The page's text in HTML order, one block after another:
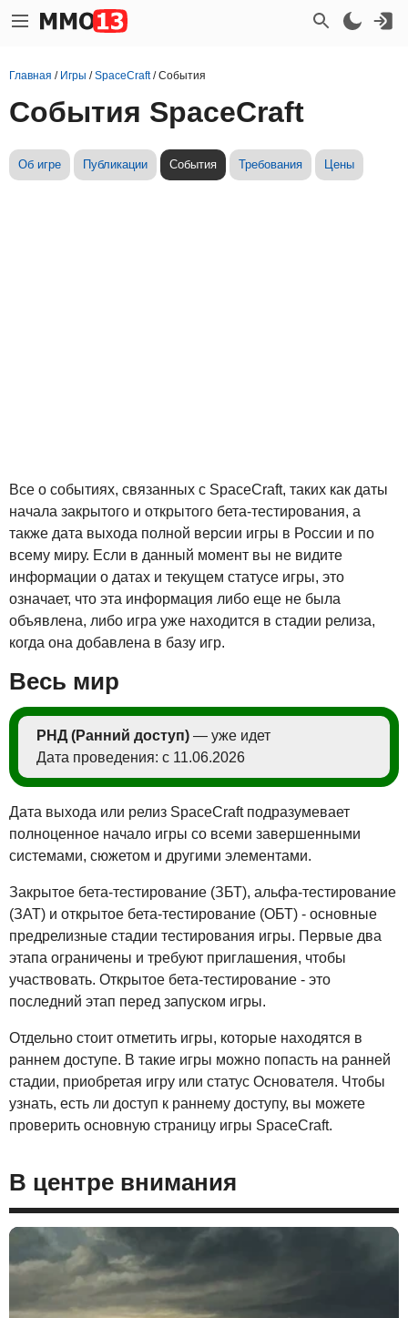
Главная / Игры /SpaceCraft/События
События SpaceCraft
Об игре Публикации События Требования Цены
Все о событиях, связанных с SpaceCraft, таких как даты
начала закрытого и открытого бета-тестирования, а
также дата выхода полной версии игры в России и по
всему миру. Если в данный момент вы не видите
информации о датах и текущем статусе игры, это
означает, что эта информация либо еще не была
объявлена, либо игра уже находится в стадии релиза,
когда она добавлена в базу игр.
Весь мир
РНД (Ранний доступ) — уже идет
Дата проведения: с 11.06.2026
Дата выхода или релиз SpaceCraft подразумевает
полноценное начало игры со всеми завершенными
системами, сюжетом и другими элементами.
Закрытое бета-тестирование (ЗБТ), альфа-тестирование
(ЗАТ) и открытое бета-тестирование (ОБТ) - основные
предрелизные стадии тестирования игры. Первые два
этапа ограничены и требуют приглашения, чтобы
участвовать. Открытое бета-тестирование - это
последний этап перед запуском игры.
Отдельно стоит отметить игры, которые находятся в
раннем доступе. В такие игры можно попасть на ранней
стадии, приобретая игру или статус Основателя. Чтобы
узнать, есть ли доступ к раннему доступу, вы можете
проверить основную страницу игры SpaceCraft.
В центре внимания